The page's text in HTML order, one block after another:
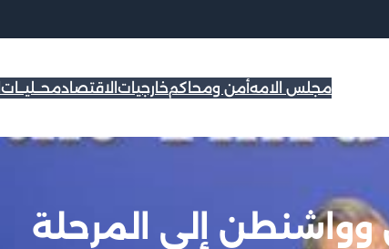
مجلس الامهأمن ومحاكمخارجيات الاقتصادمحــليــات
إلى المرحلة